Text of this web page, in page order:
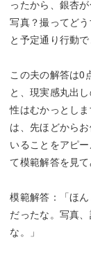
ったから、銀杏
写真？撮ってど
と予定通り行動で
この夫の解答は0
と、現実感丸出
性はむかっとし
は、先ほどから
いることをアピ
て模範解答を見て
模範解答：「ほ
だったな。写真
な。」